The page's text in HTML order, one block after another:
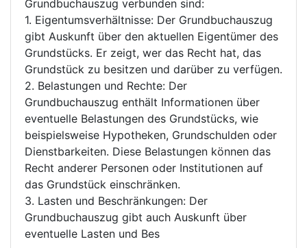
Grundbuchauszug verbunden sind:
1. Eigentumsverhältnisse: Der Grundbuchauszug
gibt Auskunft über den aktuellen Eigentümer des
Grundstücks. Er zeigt, wer das Recht hat, das
Grundstück zu besitzen und darüber zu verfügen.
2. Belastungen und Rechte: Der
Grundbuchauszug enthält Informationen über
eventuelle Belastungen des Grundstücks, wie
beispielsweise Hypotheken, Grundschulden oder
Dienstbarkeiten. Diese Belastungen können das
Recht anderer Personen oder Institutionen auf
das Grundstück einschränken.
3. Lasten und Beschränkungen: Der
Grundbuchauszug gibt auch Auskunft über
eventuelle Lasten und Bes